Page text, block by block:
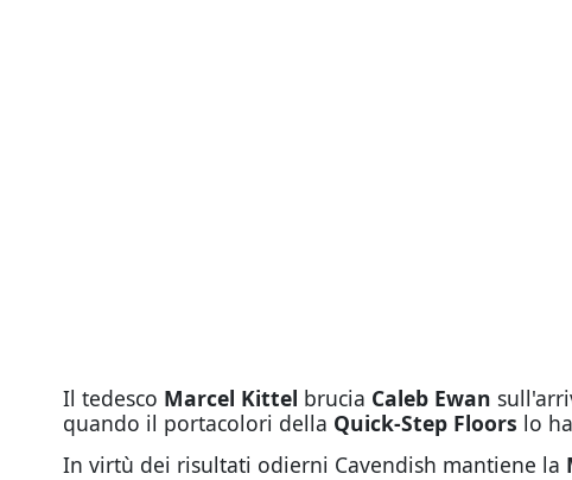
Il tedesco Marcel Kittel brucia Caleb Ewan
quando il portacolori della Quick-Step Floors lo
In virtù dei risultati odierni Cavendish mantiene la